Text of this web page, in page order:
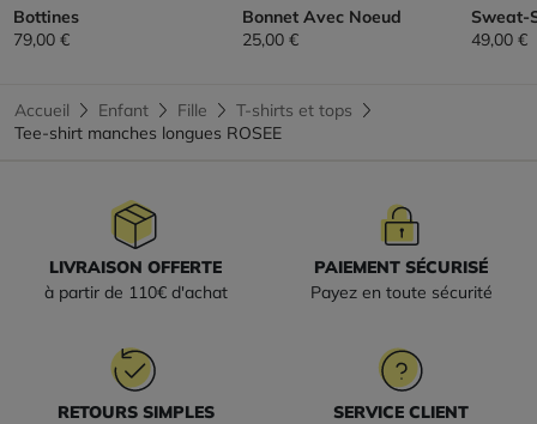
Bottines
79,00 €
Bonnet Avec Noeud
25,00 €
Sweat-
49,00 €
Accueil Enfant Fille
T-shirts et tops
Tee-shirt manches longues ROSEE
LIVRAISON OFFERTE
à partir de 110€ d'achat
PAIEMENT SÉCURISÉ
Payez en toute sécurité
RETOURS SIMPLES
SERVICE CLIENT